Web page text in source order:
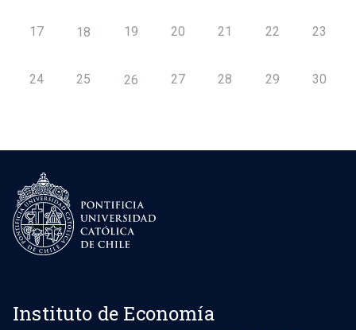
17 18 19 20 21 22 23
24 25 26 27 28 29 30
Instituto de Economía